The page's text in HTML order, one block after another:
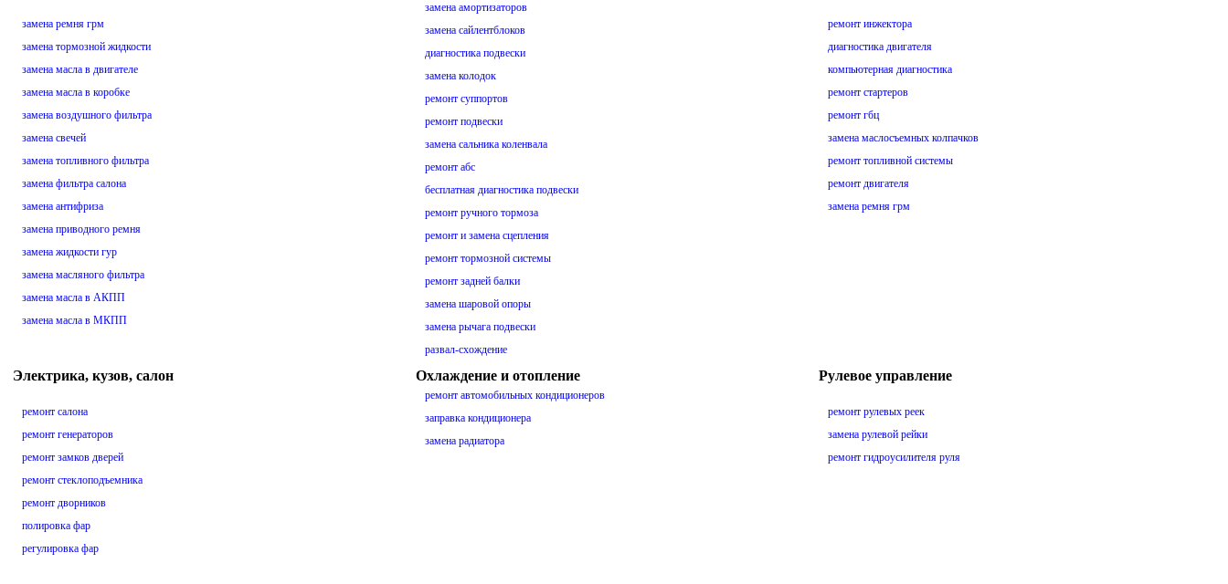
замена ремня грм
замена тормозной жидкости
замена масла в двигателе
замена масла в коробке
замена воздушного фильтра
замена свечей
замена топливного фильтра
замена фильтра салона
замена антифриза
замена приводного ремня
замена жидкости гур
замена масляного фильтра
замена масла в АКПП
замена масла в МКПП
замена амортизаторов
замена сайлентблоков
диагностика подвески
замена колодок
ремонт суппортов
ремонт подвески
замена сальника коленвала
ремонт абс
бесплатная диагностика подвески
ремонт ручного тормоза
ремонт и замена сцепления
ремонт тормозной системы
ремонт задней балки
замена шаровой опоры
замена рычага подвески
развал-схождение
ремонт инжектора
диагностика двигателя
компьютерная диагностика
ремонт стартеров
ремонт гбц
замена маслосъемных колпачков
ремонт топливной системы
ремонт двигателя
замена ремня грм
Электрика, кузов, салон
ремонт салона
ремонт генераторов
ремонт замков дверей
ремонт стеклоподъемника
ремонт дворников
полировка фар
регулировка фар
Охлаждение и отопление
ремонт автомобильных кондиционеров
заправка кондиционера
замена радиатора
Рулевое управление
ремонт рулевых реек
замена рулевой рейки
ремонт гидроусилителя руля